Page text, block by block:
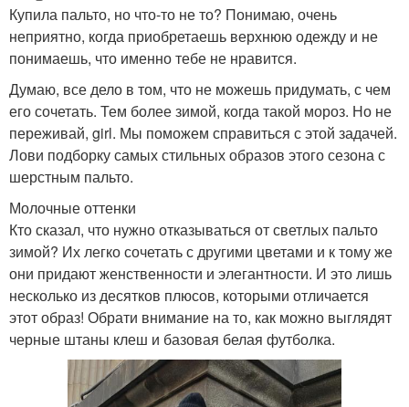
Купила пальто, но что-то не то? Понимаю, очень
неприятно, когда приобретаешь верхнюю одежду и не
понимаешь, что именно тебе не нравится.
Думаю, все дело в том, что не можешь придумать, с чем
его сочетать. Тем более зимой, когда такой мороз. Но не
переживай, girl. Мы поможем справиться с этой задачей.
Лови подборку самых стильных образов этого сезона с
шерстным пальто.
Молочные оттенки
Кто сказал, что нужно отказываться от светлых пальто
зимой? Их легко сочетать с другими цветами и к тому же
они придают женственности и элегантности. И это лишь
несколько из десятков плюсов, которыми отличается
этот образ! Обрати внимание на то, как можно выглядят
черные штаны клеш и базовая белая футболка.